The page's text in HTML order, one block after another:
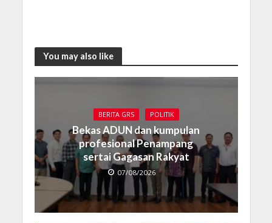
You may also like
BERITA GRS POLITIK
Bekas ADUN dan kumpulan
profesional Penampang
sertai Gagasan Rakyat
07/08/2026